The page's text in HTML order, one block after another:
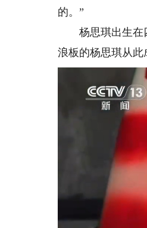
的。”
杨思琪出生在四
浪板的杨思琪从此